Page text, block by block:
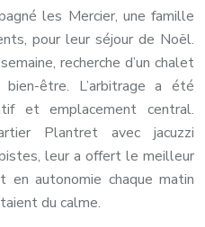
les Mercier, une famille
pour leur séjour de Noël.
recherche d’un chalet
être. L’arbitrage a été
et emplacement central.
Plantret avec jacuzzi
leur a offert le meilleur
en autonomie chaque matin
du calme.